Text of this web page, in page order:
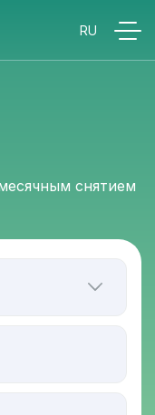
снятием